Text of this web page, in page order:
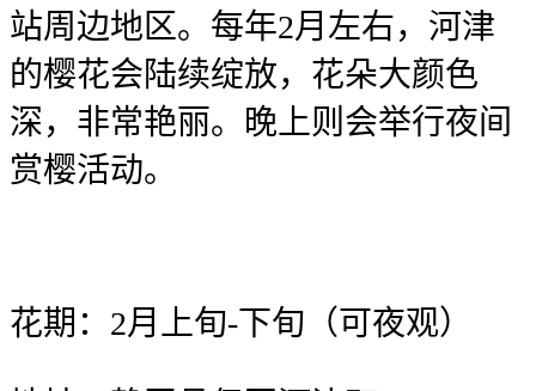
站周边地区。每年2月左右，河津
的樱花会陆续绽放，花朵大颜色
深，非常艳丽。晚上则会举行夜间
赏樱活动。
花期：2月上旬-下旬（可夜观）